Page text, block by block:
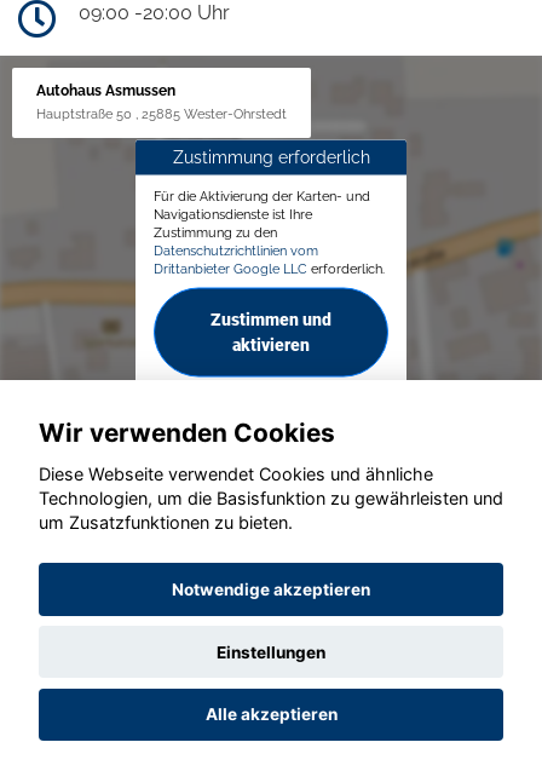
09:00 -20:00 Uhr
Autohaus Asmussen
Hauptstraße 50 , 25885 Wester-Ohrstedt
Zustimmung erforderlich
Für die Aktivierung der Karten- und
Navigationsdienste ist Ihre
Zustimmung zu den
Datenschutzrichtlinien vom
Drittanbieter Google LLC erforderlich.
Zustimmen und
aktivieren
© konjunkturmotor.de GmbH 2020 - 2026
Wir verwenden Cookies
Diese Webseite verwendet Cookies und ähnliche
Technologien, um die Basisfunktion zu gewährleisten und
um Zusatzfunktionen zu bieten.
Notwendige akzeptieren
Einstellungen
Alle akzeptieren